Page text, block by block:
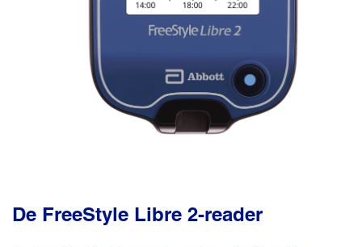
De FreeStyle Libre 2-reader